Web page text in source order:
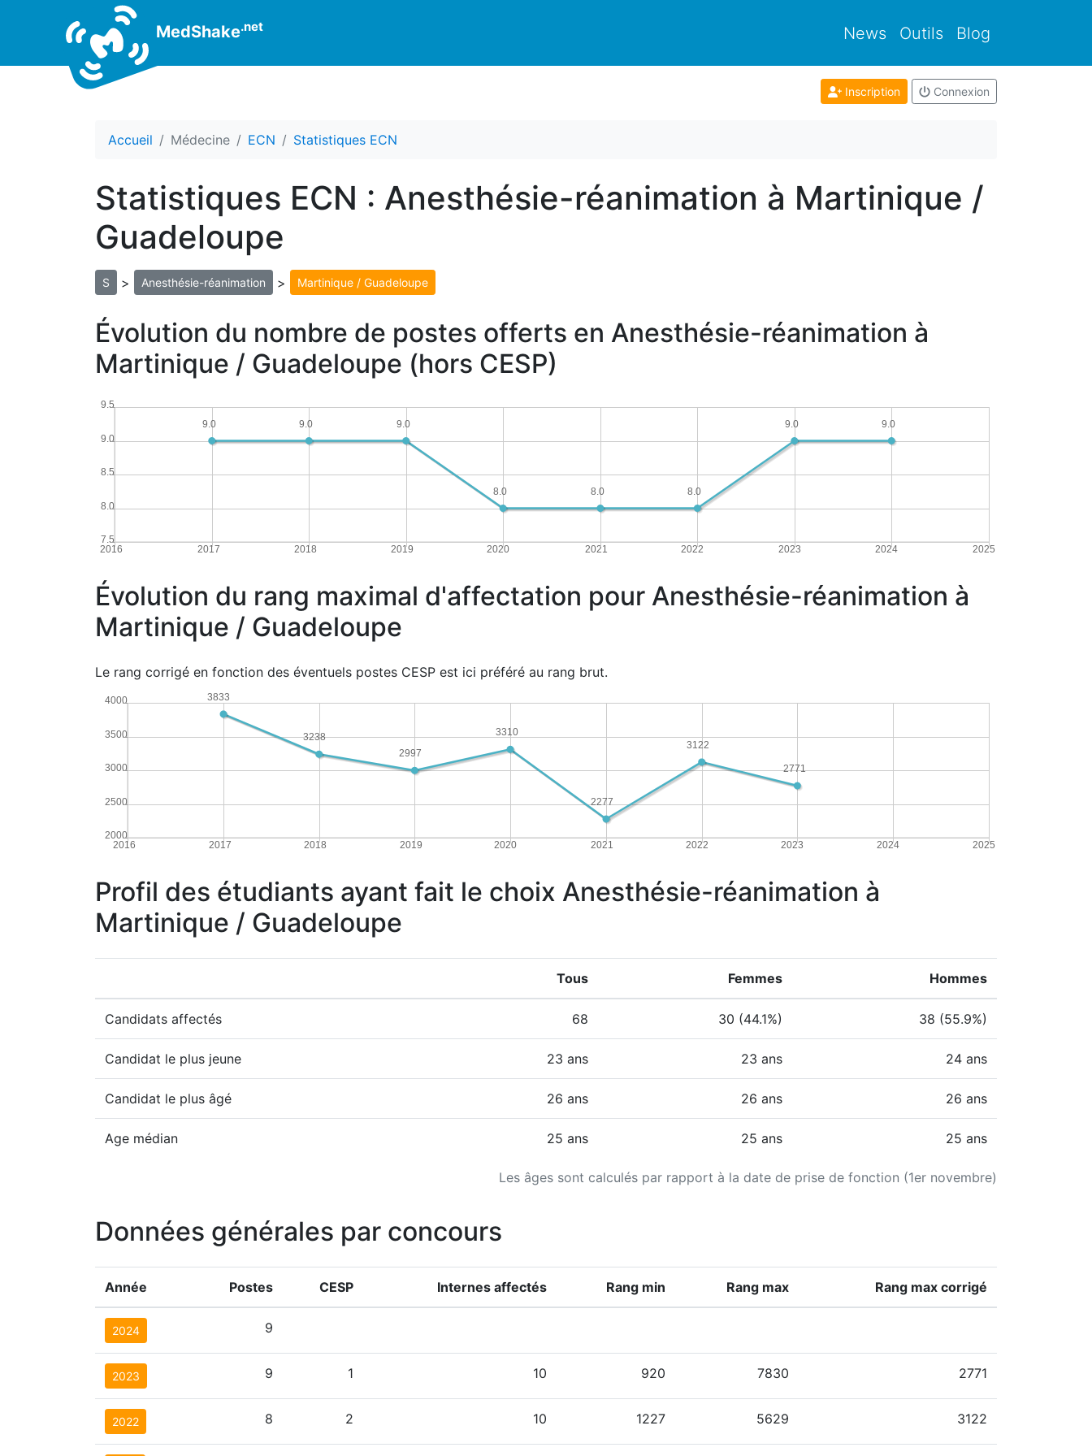
MedShake.net News Outils Blog
Inscription Connexion
Accueil Médecine ECN Statistiques ECN
Statistiques ECN : Anesthésie-réanimation à Martinique /
Guadeloupe
S > Anesthésie-réanimation > Martinique / Guadeloupe
Évolution du nombre de postes offerts en Anesthésie-réanimation à
Martinique / Guadeloupe (hors CESP)
2016 2017 2018 2019 2020 2021 2022 2023 2024 2025
7.5
8.0
8.5
9.0
9.5
9.0
9.0
8.0
8.0
8.0
9.0
9.0
9.0
Évolution du rang maximal d'affectation pour Anesthésie-réanimation à
Martinique / Guadeloupe
Le rang corrigé en fonction des éventuels postes CESP est ici préféré au rang brut.
2016 2017 2018 2019 2020 2021 2022 2023 2024 2025
2000
2500
3000
3500
4000
2771
3122
2277
3310
2997
3238
3833
Profil des étudiants ayant fait le choix Anesthésie-réanimation à
Martinique / Guadeloupe
Les âges sont calculés par rapport à la date de prise de fonction (1er novembre)
Tous Femmes Hommes
Candidats affectés 68 30 (44.1%) 38 (55.9%)
Candidat le plus jeune 23 ans 23 ans 24 ans
Candidat le plus âgé 26 ans 26 ans 26 ans
Age médian 25 ans 25 ans 25 ans
Données générales par concours
Année Postes CESP Internes affectés Rang min Rang max Rang max corrigé
2024 9
2023 9 1 10 920 7830 2771
2022 8 2 10 1227 5629 3122